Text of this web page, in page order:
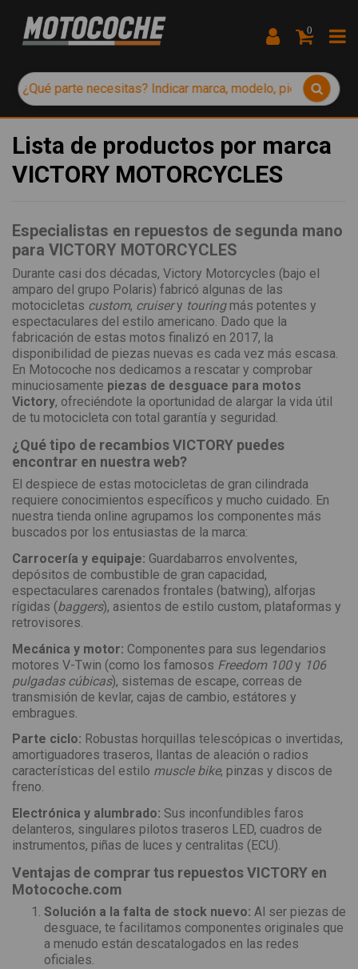
0
Lista de productos por marca
VICTORY MOTORCYCLES
Especialistas en repuestos de segunda mano
para VICTORY MOTORCYCLES
Durante casi dos décadas, Victory Motorcycles (bajo el
amparo del grupo Polaris) fabricó algunas de las
motocicletas custom, cruisery touringmás potentes y
espectaculares del estilo americano. Dado que la
fabricación de estas motos finalizó en 2017, la
disponibilidad de piezas nuevas es cada vez más escasa.
En Motocoche nos dedicamos a rescatar y comprobar
minuciosamente piezas de desguace para motos
Victory, ofreciéndote la oportunidad de alargar la vida útil
de tu motocicleta con total garantía y seguridad.
¿Qué tipo de recambios VICTORY puedes
encontrar en nuestra web?
El despiece de estas motocicletas de gran cilindrada
requiere conocimientos específicos y mucho cuidado. En
nuestra tienda online agrupamos los componentes más
buscados por los entusiastas de la marca:
Carrocería y equipaje: Guardabarros envolventes,
depósitos de combustible de gran capacidad,
espectaculares carenados frontales (batwing), alforjas
rígidas (baggers), asientos de estilo custom, plataformas y
retrovisores.
Mecánica y motor: Componentes para sus legendarios
motores V-Twin (como los famosos Freedom 100y 106
pulgadas cúbicas), sistemas de escape, correas de
transmisión de kevlar, cajas de cambio, estátores y
embragues.
Parte ciclo: Robustas horquillas telescópicas o invertidas,
amortiguadores traseros, llantas de aleación o radios
características del estilo muscle bike, pinzas y discos de
freno.
Electrónica y alumbrado: Sus inconfundibles faros
delanteros, singulares pilotos traseros LED, cuadros de
instrumentos, piñas de luces y centralitas (ECU).
Ventajas de comprar tus repuestos VICTORY en
Motocoche.com
Solución a la falta de stock nuevo: Al ser piezas de
desguace, te facilitamos componentes originales que
a menudo están descatalogados en las redes
oficiales.